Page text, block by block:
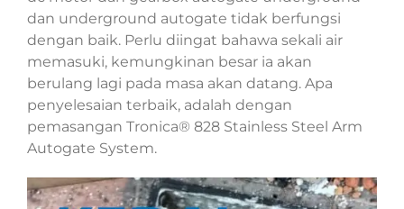
dan underground autogate tidak berfungsi
dengan baik. Perlu diingat bahawa sekali air
memasuki, kemungkinan besar ia akan
berulang lagi pada masa akan datang. Apa
penyelesaian terbaik, adalah dengan
pemasangan Tronica® 828 Stainless Steel Arm
Autogate System.